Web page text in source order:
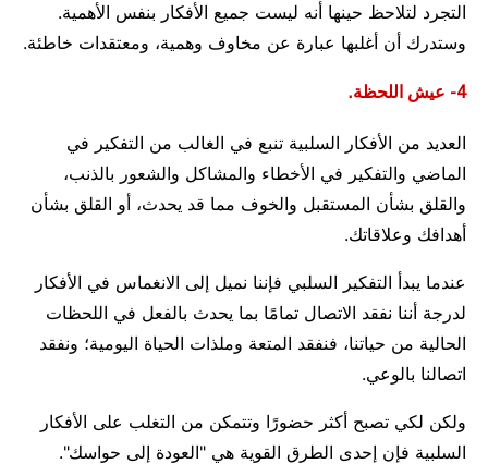
التجرد لتلاحظ حينها أنه ليست جميع الأفكار بنفس الأهمية.
وستدرك أن أغلبها عبارة عن مخاوف وهمية، ومعتقدات خاطئة.
4- عيش اللحظة.
العديد من الأفكار السلبية تنبع في الغالب من التفكير في
الماضي والتفكير في الأخطاء والمشاكل والشعور بالذنب،
والقلق بشأن المستقبل والخوف مما قد يحدث، أو القلق بشأن
أهدافك وعلاقاتك.
عندما يبدأ التفكير السلبي فإننا نميل إلى الانغماس في الأفكار
لدرجة أننا نفقد الاتصال تمامًا بما يحدث بالفعل في اللحظات
الحالية من حياتنا، فنفقد المتعة وملذات الحياة اليومية؛ ونفقد
اتصالنا بالوعي.
ولكن لكي تصبح أكثر حضورًا وتتمكن من التغلب على الأفكار
السلبية فإن إحدى الطرق القوية هي "العودة إلى حواسك".